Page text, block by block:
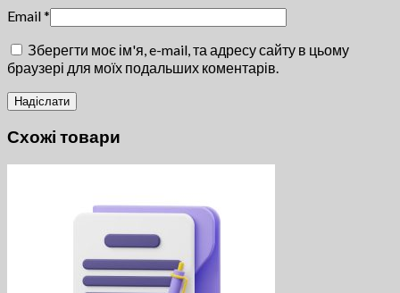
Email*
Зберегти моє ім'я, e-mail, та адресу сайту в цьому
браузері для моїх подальших коментарів.
Схожі товари